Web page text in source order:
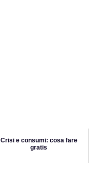
Crisi e consumi: cosa fare
gratis